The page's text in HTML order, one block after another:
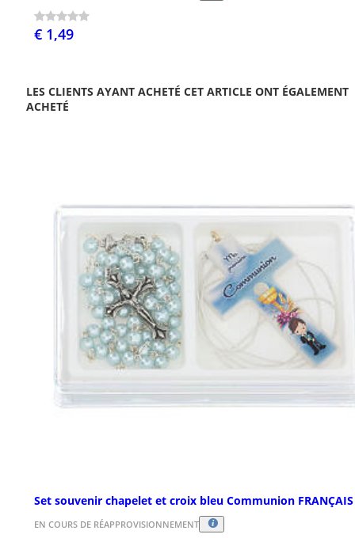
€ 1,49
LES CLIENTS AYANT ACHETÉ CET ARTICLE ONT ÉGALEMENT
ACHETÉ
Set souvenir chapelet et croix bleu Communion FRANÇAIS
EN COURS DE RÉAPPROVISIONNEMENT